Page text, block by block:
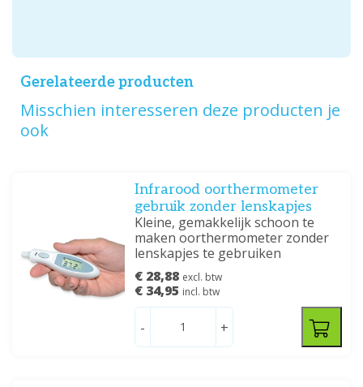
Gerelateerde producten
Misschien interesseren deze producten je
ook
Infrarood oorthermometer
gebruik zonder lenskapjes
Kleine, gemakkelijk schoon te
maken oorthermometer zonder
lenskapjes te gebruiken
€ 28,88 excl. btw
€ 34,95 incl. btw
- +